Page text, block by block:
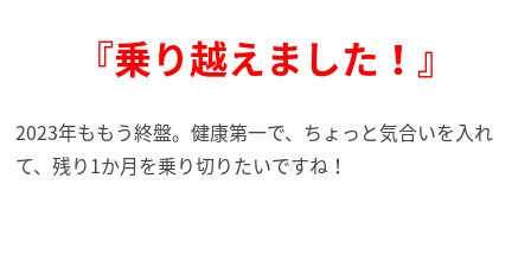
『乗り越えました！』
2023年ももう終盤。健康第一で、ちょっと気合いを入れ
て、残り1か月を乗り切りたいですね！